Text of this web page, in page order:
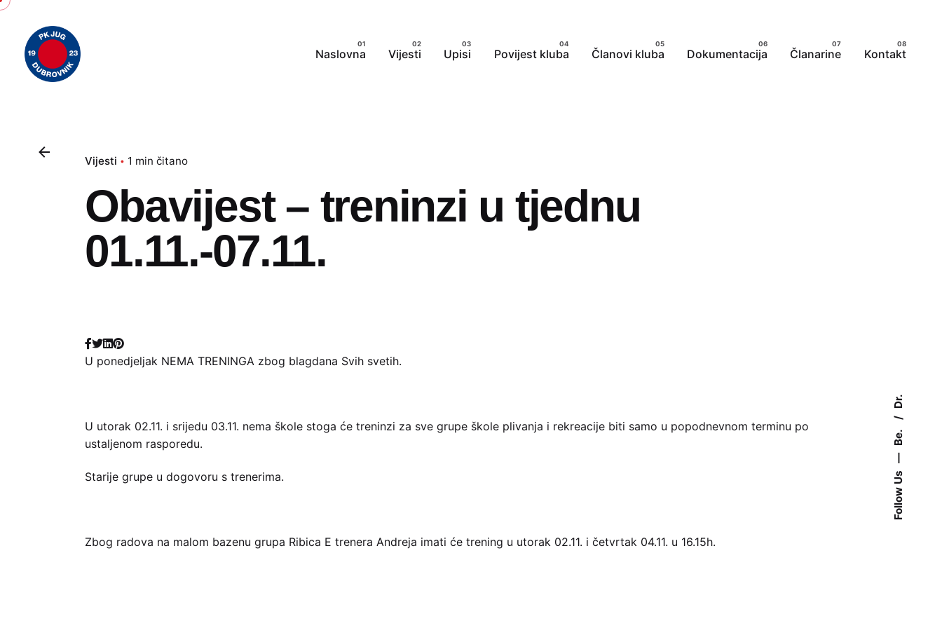
Follow Us
Be.
Dr.
Skip
content
Naslovna Vijesti Upisi Povijest kluba Članovi kluba Dokumentacija Članarine Kontakt
Vijesti 1 min čitano
Obavijest – treninzi u tjednu
01.11.-07.11.
U ponedjeljak NEMA TRENINGA zbog blagdana Svih svetih.
U utorak 02.11. i srijedu 03.11. nema škole stoga će treninzi za sve grupe škole plivanja i rekreacije biti samo u popodnevnom terminu po
ustaljenom rasporedu.
Starije grupe u dogovoru s trenerima.
Zbog radova na malom bazenu grupa Ribica E trenera Andreja imati će trening u utorak 02.11. i četvrtak 04.11. u 16.15h.